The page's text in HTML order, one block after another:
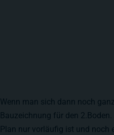
Wenn man sich dann noch
Bauzeichnung für den
Plan nur vorläufig ist und noch